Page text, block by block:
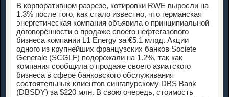
В корпоративном разрезе, котировки RWE выросли на
1.3% после того, как стало известно, что германская
энергетическая компания объявила о принципиальной
договорённости о продаже своего нефтегазового
бизнеса компании L1 Energy за €5.1 млрд. Акции
одного из крупнейших французских банков Societe
Generale (SCGLF) подорожали на 1.2%, так как
компания сообщила о продаже своего азиатского
бизнеса в сфере банковского обслуживания
состоятельных клиентов сингапурскому DBS Bank
(DBSDY) за $220 млн. В свою очередь, стоимость